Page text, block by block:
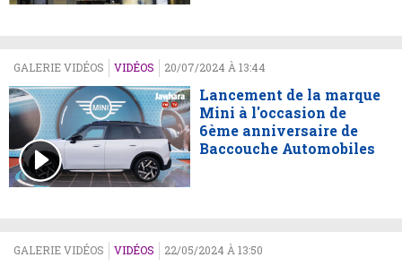
GALERIE VIDÉOS VIDÉOS 20/07/2024 À 13:44
Lancement de la marque
Mini à l'occasion de
6ème anniversaire de
Baccouche Automobiles
GALERIE VIDÉOS VIDÉOS 22/05/2024 À 13:50